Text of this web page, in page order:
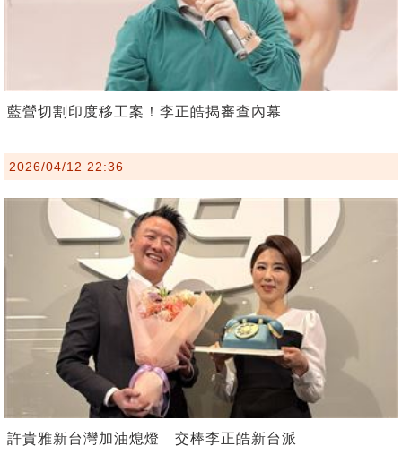
藍營切割印度移工案！李正皓揭審查內幕
2026/04/12 22:36
許貴雅新台灣加油熄燈 交棒李正皓新台派